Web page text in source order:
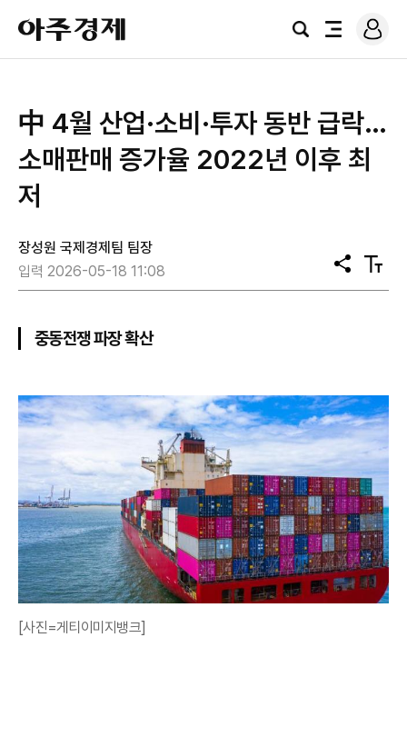
아
주
경
검
전
로
그
中 4월 산업·소비·투자 동반 급락…
소매판매 증가율 2022년 이후 최
저
장성원 국제경제팀 팀장
입력 2026-05-18 11:08
공
유
텍
스
중동전쟁 파장 확산
[사진=게티이미지뱅크]